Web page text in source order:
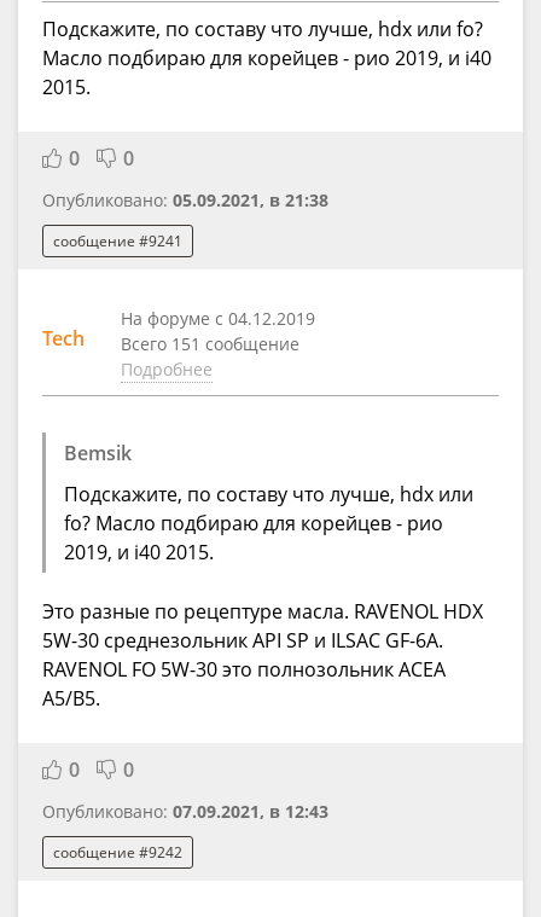
Подскажите, по составу что лучше, hdx или fo?
Масло подбираю для корейцев - рио 2019, и i40
2015.
0 0
Опубликовано: 05.09.2021, в 21:38
сообщение #9241
Tech
На форуме с 04.12.2019
Всего 151 сообщение
Подробнее
Bemsik
Подскажите, по составу что лучше, hdx или
fo? Масло подбираю для корейцев - рио
2019, и i40 2015.
Это разные по рецептуре масла. RAVENOL HDX
5W-30 среднезольник API SP и ILSAC GF-6A.
RAVENOL FO 5W-30 это полнозольник ACEA
A5/B5.
0 0
Опубликовано: 07.09.2021, в 12:43
сообщение #9242